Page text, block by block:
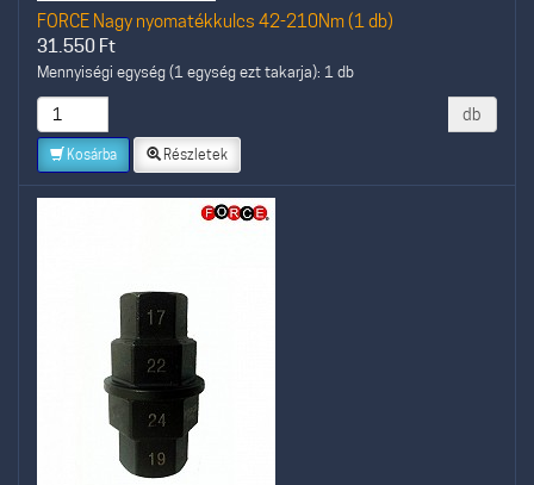
FORCE Nagy nyomatékkulcs 42-210Nm (1 db)
31.550 Ft
Mennyiségi egység (1 egység ezt takarja): 1 db
db
Kosárba Részletek